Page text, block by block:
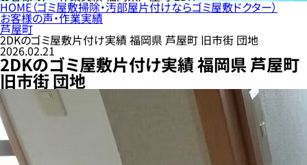
HOME（ゴミ屋敷掃除・汚部屋片付けならゴミ屋敷ドクター）
お客様の声・作業実績
芦屋町
2DKのゴミ屋敷片付け実績 福岡県 芦屋町 旧市街 団地
2026.02.21
2DKのゴミ屋敷片付け実績 福岡県 芦屋町
旧市街 団地